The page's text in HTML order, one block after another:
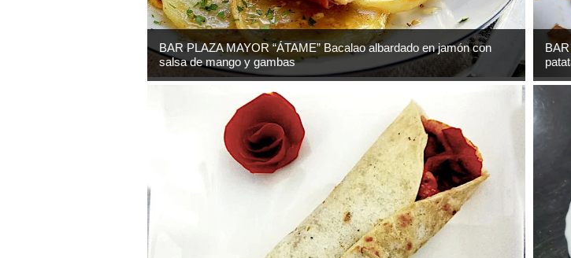
BAR PLAZA MAYOR “ÁTAME” Bacalao albardado en jamón con
salsa de mango y gambas